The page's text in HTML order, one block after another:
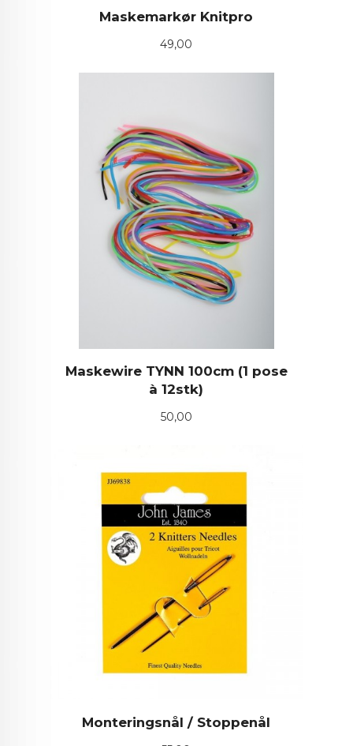
Maskemarkør Knitpro
Pris
49,00
Maskewire TYNN 100cm (1 pose
à 12stk)
Pris
50,00
Monteringsnål / Stoppenål